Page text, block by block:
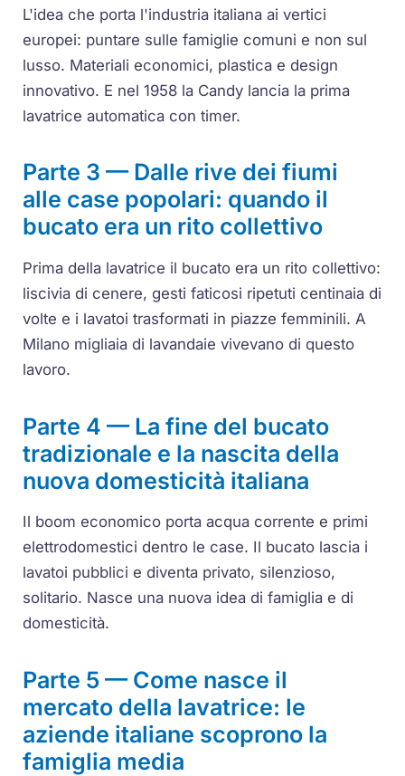
L'idea che porta l'industria italiana ai vertici
europei: puntare sulle famiglie comuni e non sul
lusso. Materiali economici, plastica e design
innovativo. E nel 1958 la Candy lancia la prima
lavatrice automatica con timer.
Parte 3 — Dalle rive dei fiumi
alle case popolari: quando il
bucato era un rito collettivo
Prima della lavatrice il bucato era un rito collettivo:
liscivia di cenere, gesti faticosi ripetuti centinaia di
volte e i lavatoi trasformati in piazze femminili. A
Milano migliaia di lavandaie vivevano di questo
lavoro.
Parte 4 — La fine del bucato
tradizionale e la nascita della
nuova domesticità italiana
Il boom economico porta acqua corrente e primi
elettrodomestici dentro le case. Il bucato lascia i
lavatoi pubblici e diventa privato, silenzioso,
solitario. Nasce una nuova idea di famiglia e di
domesticità.
Parte 5 — Come nasce il
mercato della lavatrice: le
aziende italiane scoprono la
famiglia media